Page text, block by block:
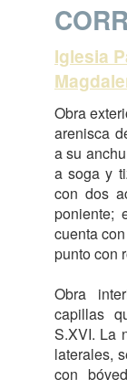
Iglesia
Obra
arenisca
a su
a soga y
con dos
poniente;
cuenta
punto con
Obra
capillas
S.XVI. La
laterales,
con